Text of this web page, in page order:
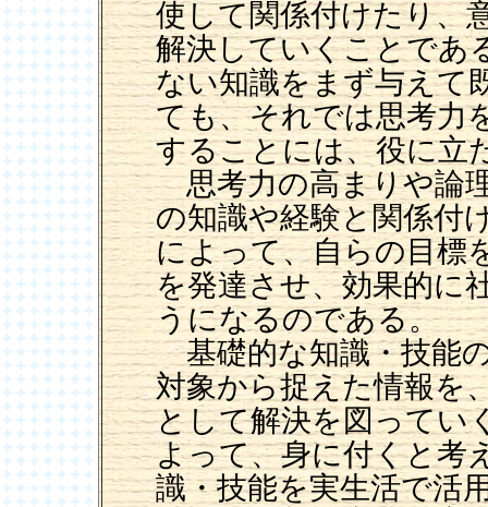
使して関係付けたり、
解決していくことであ
ない知識をまず与えて
ても、それでは思考力
することには、役に立
思考力の高まりや論
の知識や経験と関係付
によって、自らの目標
を発達させ、効果的に
うになるのである。
基礎的な知識・技能
対象から捉えた情報を
として解決を図ってい
よって、身に付くと考
識・技能を実生活で活